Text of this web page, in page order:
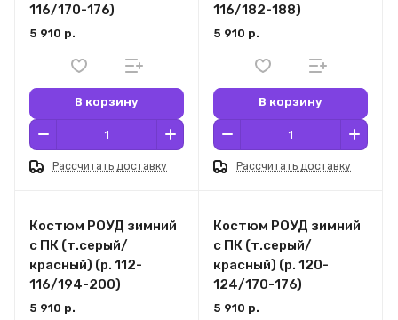
116/170-176)
5 910 р.
В корзину
Рассчитать доставку
116/182-188)
5 910 р.
В корзину
Рассчитать доставку
Костюм РОУД зимний
с ПК (т.серый/
красный) (р. 112-
116/194-200)
5 910 р.
Костюм РОУД зимний
с ПК (т.серый/
красный) (р. 120-
124/170-176)
5 910 р.